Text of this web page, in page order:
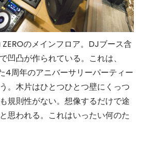
のメインフロア。DJブース含
凹凸が作られている。これは、
4周年のアニバーサリーパーティー
。木片はひとつひとつ壁にくっつ
規則性がない。想像するだけで途
思われる。これはいったい何のた